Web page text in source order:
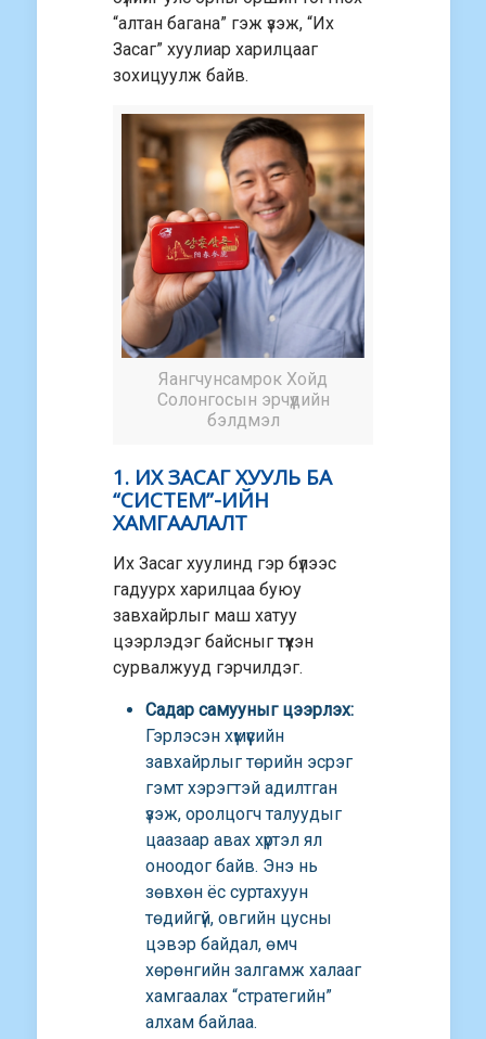
“алтан багана” гэж үзэж, “Их
Засаг” хуулиар харилцааг
зохицуулж байв.
Яангчунсамрок Хойд
Солонгосын эрчүүдийн
бэлдмэл
1. ИХ ЗАСАГ ХУУЛЬ БА
“СИСТЕМ”-ИЙН
ХАМГААЛАЛТ
Их Засаг хуулинд гэр бүлээс
гадуурх харилцаа буюу
завхайрлыг маш хатуу
цээрлэдэг байсныг түүхэн
сурвалжууд гэрчилдэг.
Садар самууныг цээрлэх:
Гэрлэсэн хүмүүсийн
завхайрлыг төрийн эсрэг
гэмт хэрэгтэй адилтган
үзэж, оролцогч талуудыг
цаазаар авах хүртэл ял
оноодог байв. Энэ нь
зөвхөн ёс суртахуун
төдийгүй, овгийн цусны
цэвэр байдал, өмч
хөрөнгийн залгамж халааг
хамгаалах “стратегийн”
алхам байлаа.